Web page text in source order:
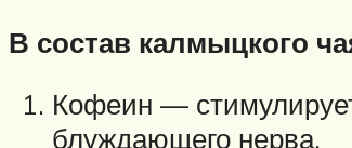
В состав калмыцкого
Кофеин —
блуждающего нерва.